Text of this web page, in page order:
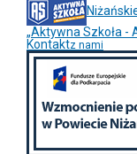
„Aktywna Szkoła -
Kontaktz nami